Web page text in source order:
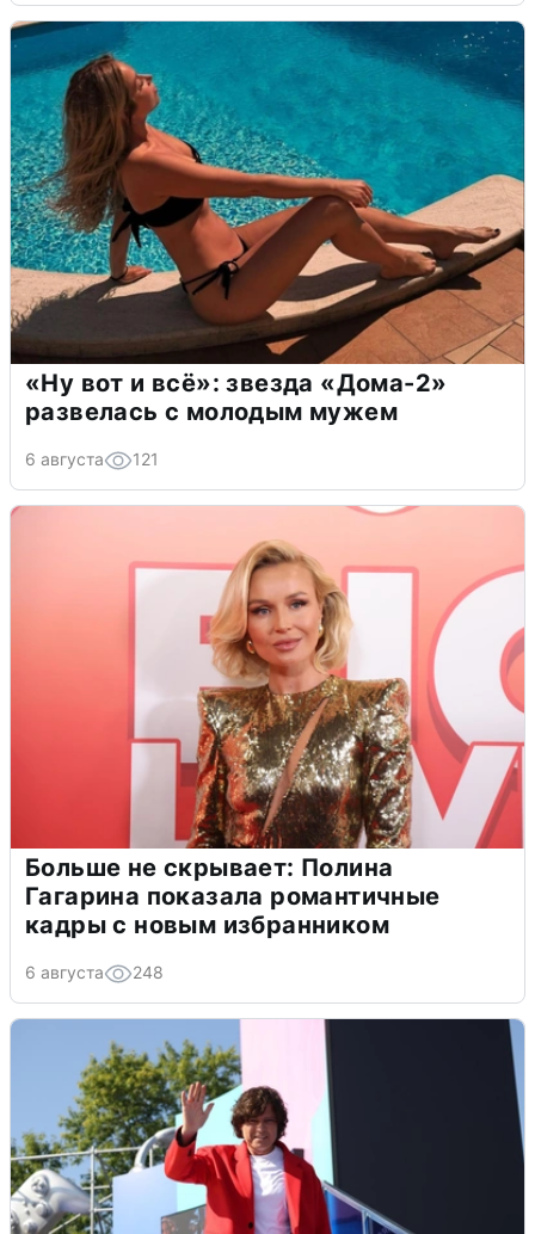
«Ну вот и всё»: звезда «Дома-2»
развелась с молодым мужем
6 августа 121
Больше не скрывает: Полина
Гагарина показала романтичные
кадры с новым избранником
6 августа 248